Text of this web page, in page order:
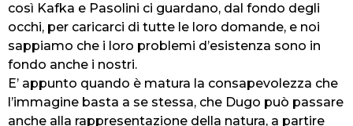
così Kafka e Pasolini ci guardano, dal fondo degli
occhi, per caricarci di tutte le loro domande, e noi
sappiamo che i loro problemi d’esistenza sono in
fondo anche i nostri.
E’ appunto quando è matura la consapevolezza che
l’immagine basta a se stessa, che Dugo può passare
anche alla rappresentazione della natura, a partire